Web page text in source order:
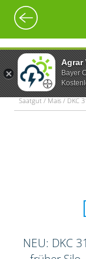
Agrar
Bayer
Saatgut / Mais / DKC
NEU: DKC